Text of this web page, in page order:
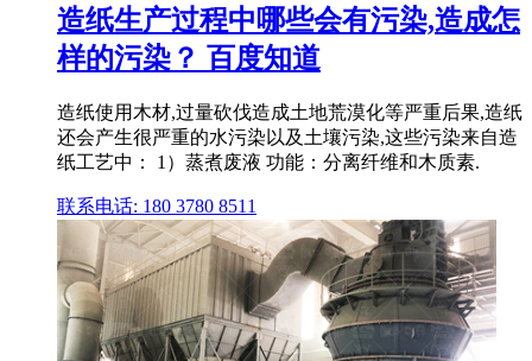
造纸生产过程中哪些会有污染,造成怎
样的污染？ 百度知道
造纸使用木材,过量砍伐造成土地荒漠化等严重后果,造纸
还会产生很严重的水污染以及土壤污染,这些污染来自造
纸工艺中： 1）蒸煮废液 功能：分离纤维和木质素.
联系电话: 180 3780 8511